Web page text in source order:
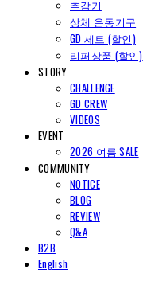
추감기
상체 운동기구
GD 세트 (할인)
리퍼상품 (할인)
STORY
CHALLENGE
GD CREW
VIDEOS
EVENT
2026 여름 SALE
COMMUNITY
NOTICE
BLOG
REVIEW
Q&A
B2B
English